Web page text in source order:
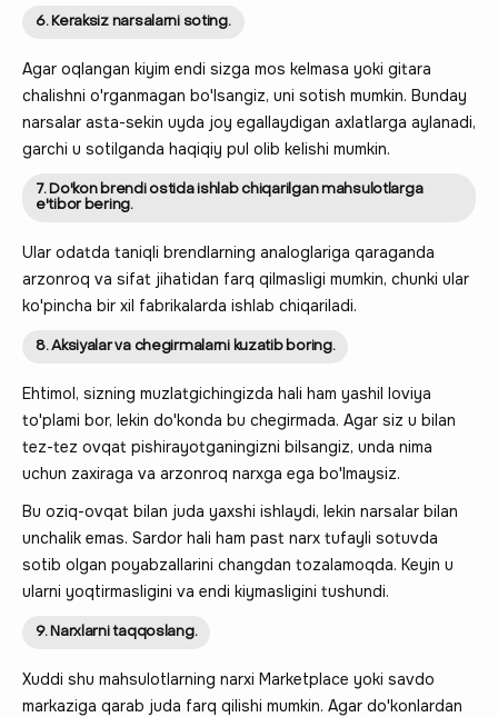
6. Keraksiz narsalarni soting.
Agar oqlangan kiyim endi sizga mos kelmasa yoki gitara
chalishni o'rganmagan bo'lsangiz, uni sotish mumkin. Bunday
narsalar asta-sekin uyda joy egallaydigan axlatlarga aylanadi,
garchi u sotilganda haqiqiy pul olib kelishi mumkin.
7. Do'kon brendi ostida ishlab chiqarilgan mahsulotlarga
e'tibor bering.
Ular odatda taniqli brendlarning analoglariga qaraganda
arzonroq va sifat jihatidan farq qilmasligi mumkin, chunki ular
ko'pincha bir xil fabrikalarda ishlab chiqariladi.
8. Aksiyalar va chegirmalarni kuzatib boring.
Ehtimol, sizning muzlatgichingizda hali ham yashil loviya
to'plami bor, lekin do'konda bu chegirmada. Agar siz u bilan
tez-tez ovqat pishirayotganingizni bilsangiz, unda nima
uchun zaxiraga va arzonroq narxga ega bo'lmaysiz.
Bu oziq-ovqat bilan juda yaxshi ishlaydi, lekin narsalar bilan
unchalik emas. Sardor hali ham past narx tufayli sotuvda
sotib olgan poyabzallarini changdan tozalamoqda. Keyin u
ularni yoqtirmasligini va endi kiymasligini tushundi.
9. Narxlarni taqqoslang.
Xuddi shu mahsulotlarning narxi Marketplace yoki savdo
markaziga qarab juda farq qilishi mumkin. Agar do'konlardan